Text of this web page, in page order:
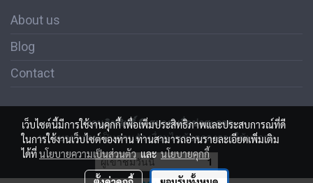
About us
Blog
Contact
สงวนลิขสิทธิ์ © สมาคมสื่อช่อสะอาด
นโนบายความเป็นส่วนตัว เงื่อนไขข้อตกลงการใช้บริการ
ผู้เข้าชมวันนี้ 1
เว็บไซต์นี้มีการใช้งานคุกกี้ เพื่อเพิ่มประสิทธิภาพและประสบการณ์ที่ดี
ในการใช้งานเว็บไซต์ของท่าน ท่านสามารถอ่านรายละเอียดเพิ่มเติม
ได้ที่นโยบายความเป็นส่วนตัวและนโยบายคุกกี้